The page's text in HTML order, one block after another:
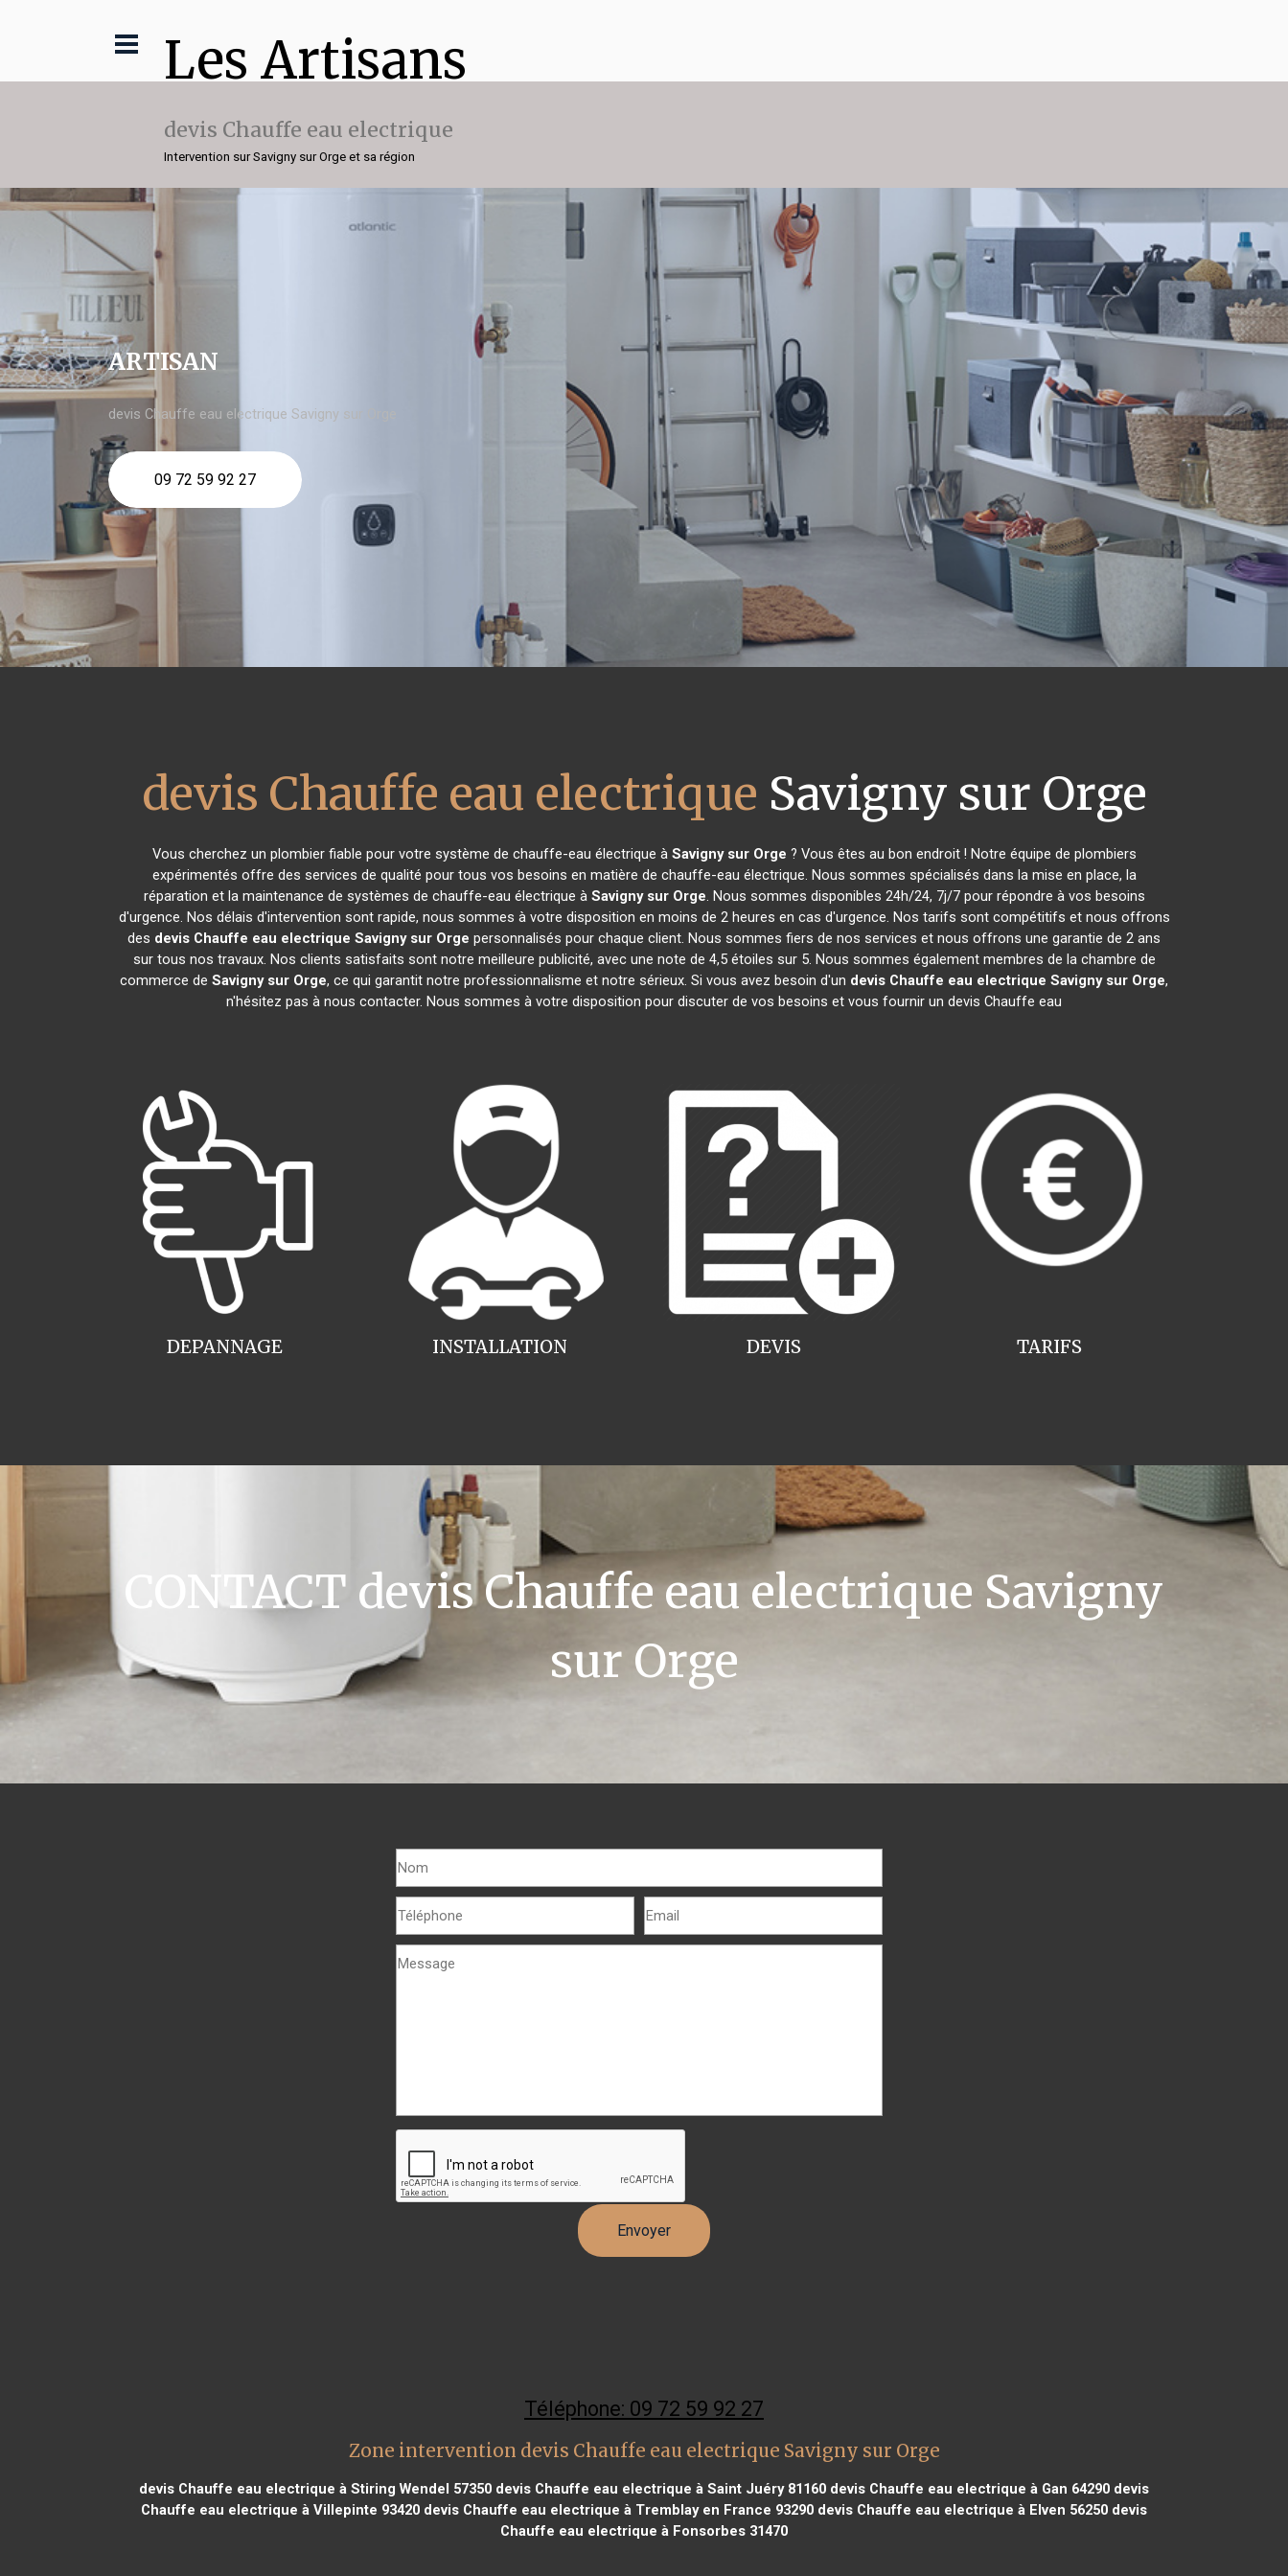
Les Artisans
devis Chauffe eau electrique
Intervention sur Savigny sur Orge et sa région
ARTISAN
devis Chauffe eau electrique Savigny sur Orge
09 72 59 92 27
devis Chauffe eau electrique Savigny sur Orge
Vous cherchez un plombier fiable pour votre système de chauffe-eau électrique à Savigny sur Orge ? Vous êtes au bon endroit ! Notre équipe de plombiers
expérimentés offre des services de qualité pour tous vos besoins en matière de chauffe-eau électrique. Nous sommes spécialisés dans la mise en place, la
réparation et la maintenance de systèmes de chauffe-eau électrique à Savigny sur Orge. Nous sommes disponibles 24h/24, 7j/7 pour répondre à vos besoins
d'urgence. Nos délais d'intervention sont rapide, nous sommes à votre disposition en moins de 2 heures en cas d'urgence. Nos tarifs sont compétitifs et nous offrons
des devis Chauffe eau electrique Savigny sur Orge personnalisés pour chaque client. Nous sommes fiers de nos services et nous offrons une garantie de 2 ans
sur tous nos travaux. Nos clients satisfaits sont notre meilleure publicité, avec une note de 4,5 étoiles sur 5. Nous sommes également membres de la chambre de
commerce de Savigny sur Orge, ce qui garantit notre professionnalisme et notre sérieux. Si vous avez besoin d'un devis Chauffe eau electrique Savigny sur Orge,
n'hésitez pas à nous contacter. Nous sommes à votre disposition pour discuter de vos besoins et vous fournir un devis Chauffe eau
INSTALLATION
DEPANNAGE TARIFS
DEVIS
CONTACT devis Chauffe eau electrique Savigny
sur Orge
Téléphone: 09 72 59 92 27
Zone intervention devis Chauffe eau electrique Savigny sur Orge
devis Chauffe eau electrique à Stiring Wendel 57350 devis Chauffe eau electrique à Saint Juéry 81160 devis Chauffe eau electrique à Gan 64290 devis
Chauffe eau electrique à Villepinte 93420 devis Chauffe eau electrique à Tremblay en France 93290 devis Chauffe eau electrique à Elven 56250 devis
Chauffe eau electrique à Fonsorbes 31470